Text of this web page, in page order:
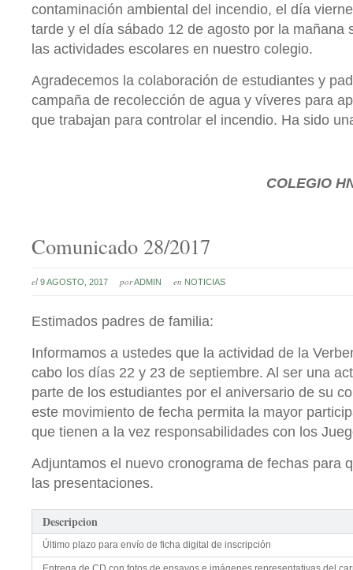
contaminación ambiental del incendio, el día
tarde y el día sábado 12 de agosto por la mañana
las actividades escolares en nuestro colegio.
Agradecemos la colaboración de estudiantes y
campaña de recolección de agua y víveres para
que trabajan para controlar el incendio. Ha sido
COLEGIO
Comunicado 28/2017
el 9 AGOSTO, 2017 porADMIN en NOTICIAS
Estimados padres de familia:
Informamos a ustedes que la actividad de la
cabo los días 22 y 23 de septiembre. Al ser una
parte de los estudiantes por el aniversario de su
este movimiento de fecha permita la mayor
que tienen a la vez responsabilidades con los
Adjuntamos el nuevo cronograma de fechas para
las presentaciones.
Descripcion
Último plazo para envío de ficha digital de inscripción